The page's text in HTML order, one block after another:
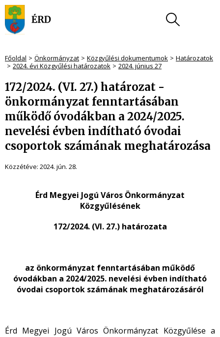
Főoldal Önkormányzat Közgyűlési dokumentumok
Határozatok
2024. évi Közgyűlési határozatok
2024. június 27
172/2024. (VI. 27.) határozat -
önkormányzat fenntartásában
működő óvodákban a 2024/2025.
nevelési évben indítható óvodai
csoportok számának meghatározása
Közzétéve: 2024. jún. 28.
Érd Megyei Jogú Város Önkormányzat
Közgyűlésének
172/2024. (VI. 27.) határozata
az önkormányzat fenntartásában működő
óvodákban a 2024/2025. nevelési évben indítható
óvodai csoportok számának meghatározásáról
Érd Megyei Jogú Város Önkormányzat Közgyűlése a